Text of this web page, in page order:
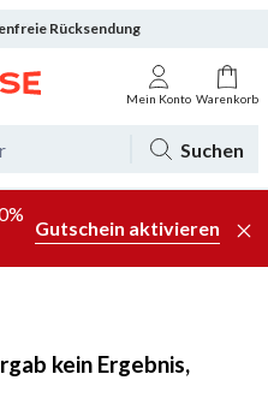
Rücksendung
Angebote
Mein Konto Warenkorb
Suchen
Gutschein aktivieren
kein Ergebnis,